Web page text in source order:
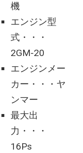
機
エンジン型
式・・・
2GM-20
エンジンメー
カー・・・ヤ
ンマー
最大出
力・・・
16Ps